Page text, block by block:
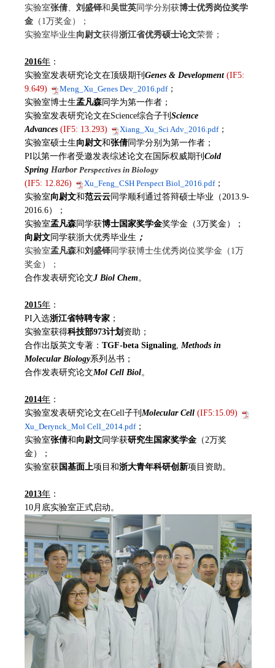
实验室张倩、 刘盛铎和吴世英 同学分别获博士优秀岗位奖学
金 （1万奖金）；
实验室毕业生向尉文获得浙江省优秀硕士论文荣誉；
2016年 ：
实验室发表研究论文在顶级期刊 Genes & Development (IF5:
9.649)
Meng_Xu_Genes Dev_2016.pdf；
实验室博士生孟凡森 同学为第一作者；
实验室发表研究论文在Science综合子刊 Science
Advances (IF5: 13.293) Xiang_Xu_Sci Adv_2016.pdf；
实验室硕士生向尉文和张倩同学分别为第一作者；
PI以第一作者受邀发表综述论文在国际权威期刊 Cold
Spring Harbor Perspectives in Biology
(IF5: 12.826)
Xu_Feng_CSH Perspect Biol_2016.pdf；
实验室向尉文和范云云 同学顺利通过答辩硕士毕业（2013.9-
2016.6）；
实验室孟凡森 同学获博士国家奖学金奖学金（3万奖金）；
向尉文 同学获浙大优秀毕业生 ；
实验室孟凡森和刘盛铎 同学获博士生优秀岗位奖学金（1万
奖金）；
合作发表研究论文J Biol Chem。
2015年 ：
PI入选浙江省特聘专家 ；
实验室获得科技部973计划 资助；
合作出版英文专著： TGF-beta Signaling, Methods in
Molecular Biology系列丛书；
合作发表研究论文Mol Cell Biol。
2014年 ：
实验室发表研究论文在Cell子刊 Molecular Cell (IF5:15.09)
Xu_Derynck_Mol Cell_2014.pdf；
实验室张倩和 向尉文 同学获研究生国家奖学金 （2万奖
金）；
实验室获国基面上项目和浙大青年科研创新项目资助。
2013年 ：
10月底实验室正式启动。